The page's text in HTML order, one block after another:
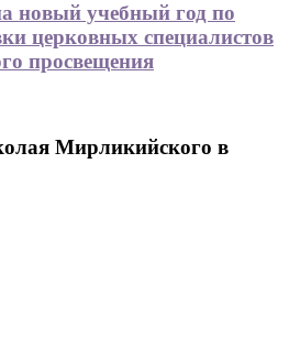
новый учебный год по
церковных специалистов
просвещения
Мирликийского в